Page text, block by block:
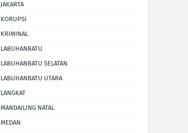
JAKARTA
KORUPSI
KRIMINAL
LABUHANBATU
LABUHANBATU SELATAN
LABUHANBATU UTARA
LANGKAT
MANDAILING NATAL
MEDAN